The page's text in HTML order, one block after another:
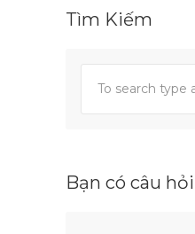
Tìm Kiếm
Bạn có câu